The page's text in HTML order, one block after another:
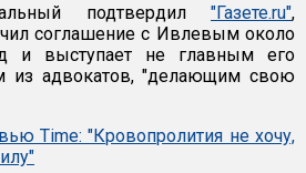
подтвердил "Газете.ru",
соглашение с Ивлевым около
и выступает не главным его
из адвокатов, "делающим свою
Time: "Кровопролития не хочу,